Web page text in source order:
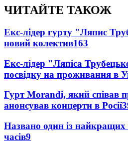
ЧИТАЙТЕ ТАКОЖ
Екс-лідер гурту "Ляпис
новий колектив163
Екс-лідер "Ляпіса
посвідку на проживання в
Гурт Morandi, який співав
анонсував концерти в Росії
Названо один із найкращих
часів9